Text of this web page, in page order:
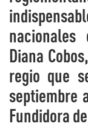
nacionales
Diana
regio que
septiembre
Fundidora